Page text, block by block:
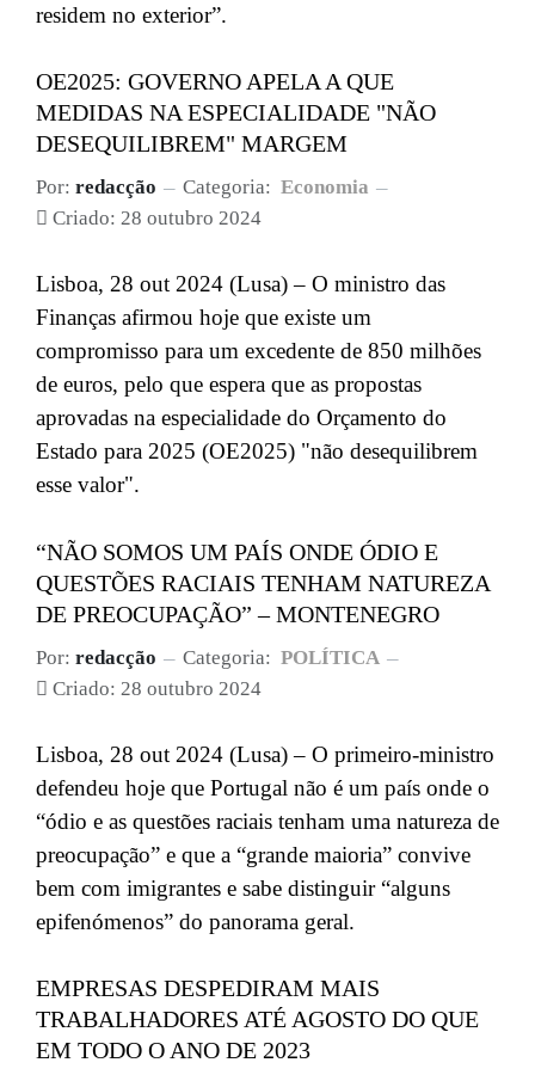
residem no exterior”.
OE2025: GOVERNO APELA A QUE
MEDIDAS NA ESPECIALIDADE "NÃO
DESEQUILIBREM" MARGEM
Por: redacção Categoria: Economia
Criado: 28 outubro 2024
Lisboa, 28 out 2024 (Lusa) – O ministro das
Finanças afirmou hoje que existe um
compromisso para um excedente de 850 milhões
de euros, pelo que espera que as propostas
aprovadas na especialidade do Orçamento do
Estado para 2025 (OE2025) "não desequilibrem
esse valor".
“NÃO SOMOS UM PAÍS ONDE ÓDIO E
QUESTÕES RACIAIS TENHAM NATUREZA
DE PREOCUPAÇÃO” – MONTENEGRO
Por: redacção Categoria: POLÍTICA
Criado: 28 outubro 2024
Lisboa, 28 out 2024 (Lusa) – O primeiro-ministro
defendeu hoje que Portugal não é um país onde o
“ódio e as questões raciais tenham uma natureza de
preocupação” e que a “grande maioria” convive
bem com imigrantes e sabe distinguir “alguns
epifenómenos” do panorama geral.
EMPRESAS DESPEDIRAM MAIS
TRABALHADORES ATÉ AGOSTO DO QUE
EM TODO O ANO DE 2023